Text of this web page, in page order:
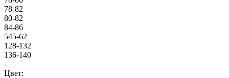
78-82
80-82
84-86
545-62
128-132
136-140
-
Цвет: